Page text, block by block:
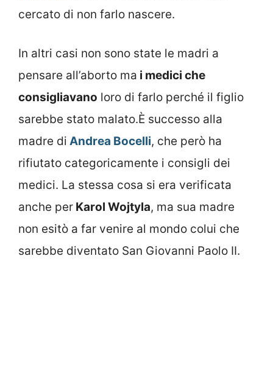
cercato di non farlo nascere.
In altri casi non sono state le madri a
pensare all’aborto ma i medici che
consigliavano loro di farlo perché il figlio
sarebbe stato malato.È successo alla
madre di Andrea Bocelli, che però ha
rifiutato categoricamente i consigli dei
medici. La stessa cosa si era verificata
anche per Karol Wojtyla, ma sua madre
non esitò a far venire al mondo colui che
sarebbe diventato San Giovanni Paolo II.